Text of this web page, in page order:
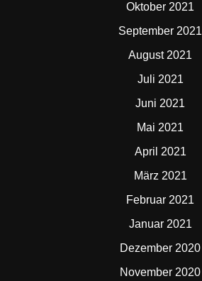
Oktober 2021
September 2021
August 2021
Juli 2021
Juni 2021
Mai 2021
April 2021
März 2021
Februar 2021
Januar 2021
Dezember 2020
November 2020